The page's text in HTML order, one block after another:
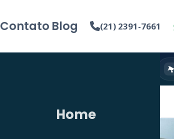
Contato Blog (21) 2391-7661
Home